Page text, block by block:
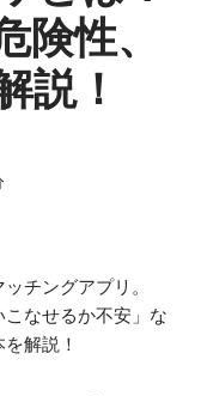
険性、
説！
チングアプリ。
こなせるか不安」な
解説！